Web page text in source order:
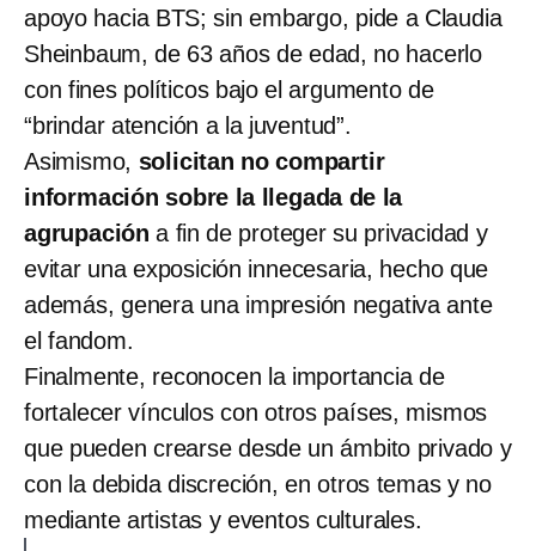
apoyo hacia BTS; sin embargo, pide a Claudia
Sheinbaum, de 63 años de edad, no hacerlo
con fines políticos bajo el argumento de
“brindar atención a la juventud”.
Asimismo, solicitan no compartir
información sobre la llegada de la
agrupación a fin de proteger su privacidad y
evitar una exposición innecesaria, hecho que
además, genera una impresión negativa ante
el fandom.
Finalmente, reconocen la importancia de
fortalecer vínculos con otros países, mismos
que pueden crearse desde un ámbito privado y
con la debida discreción, en otros temas y no
mediante artistas y eventos culturales.